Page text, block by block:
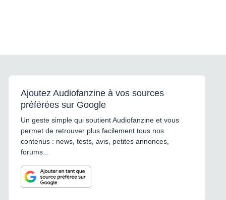
Ajoutez Audiofanzine à vos sources
préférées sur Google
Un geste simple qui soutient Audiofanzine et vous
permet de retrouver plus facilement tous nos
contenus : news, tests, avis, petites annonces,
forums...